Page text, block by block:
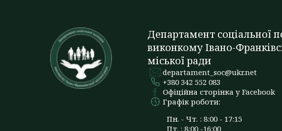
Департамент соціальної
виконкому Івано-
міської ради
departament_soc@ukr.net
+380 342 552 083
Офіційна сторінка у Facebook
Графік роботи:
Пн. - Чт. : 8:00 - 17:15
Пт. : 8:00 -16:00